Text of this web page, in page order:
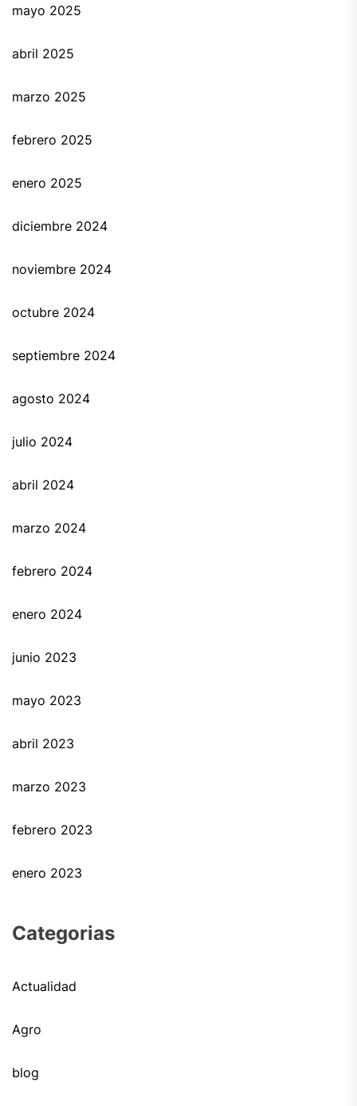
mayo 2025
abril 2025
marzo 2025
febrero 2025
enero 2025
diciembre 2024
noviembre 2024
octubre 2024
septiembre 2024
agosto 2024
julio 2024
abril 2024
marzo 2024
febrero 2024
enero 2024
junio 2023
mayo 2023
abril 2023
marzo 2023
febrero 2023
enero 2023
Categorias
Actualidad
Agro
blog